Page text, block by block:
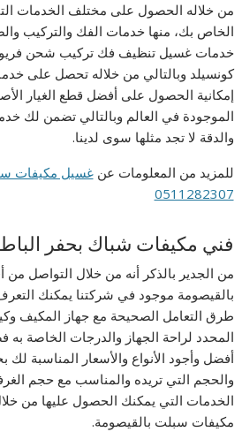
من خلاله الحصول على مختلف الخدمات
الخاص بك، منها خدمات الفك والتركيب
خدمات غسيل تنظيف فك تركيب شحن
كونسيلد وبالتالي من خلاله تحصل على
إمكانية الحصول على أفضل قطع الغيار
الموجودة في العالم وبالتالي تضمن لك
والدقة لا تجد مثلها سوى لدينا.
للمزيد من المعلومات عنغسيل مكيفات
0511282307
فني مكيفات شباك بحفر
من الجدير بالذكر أنه من خلال التواصل
بالقيصومة موجود في شركتنا يمكنك
طرق التعامل الصحيحة مع جهاز المكيف
المحدد لراحة الجهاز والدرجات الخاصة
أفضل وأجود الأنواع والأسعار المناسبة لك
والحجم التي تريده والمناسب مع حجم
الخدمات التي يمكنك الحصول عليها من
مكيفات سبلت بالقيصومة.